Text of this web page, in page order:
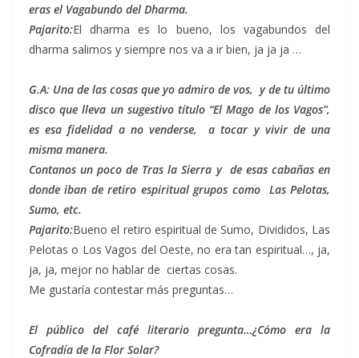
eras el Vagabundo del Dharma.
Pajarito:El dharma es lo bueno, los vagabundos del
dharma salimos y siempre nos va a ir bien, ja ja ja …
G.A: Una de las cosas que yo admiro de vos, y de tu último
disco que lleva un sugestivo título “El Mago de los Vagos”,
es esa fidelidad a no venderse, a tocar y vivir de una
misma manera.
Contanos un poco de Tras la Sierra y de esas cabañas en
donde iban de retiro espiritual grupos como Las Pelotas,
Sumo, etc.
Pajarito:Bueno el retiro espiritual de Sumo, Divididos, Las
Pelotas o Los Vagos del Oeste, no era tan espiritual…, ja,
ja, ja, mejor no hablar de ciertas cosas.
Me gustaría contestar más preguntas…
El público del café literario pregunta…¿Cómo era la
Cofradía de la Flor Solar?